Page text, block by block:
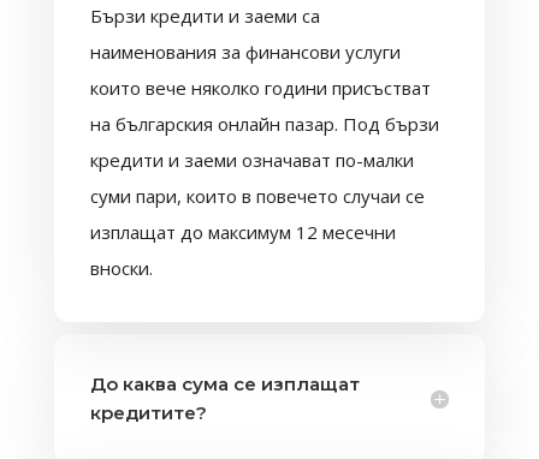
Бързи кредити и заеми са
наименования за финансови услуги
които вече няколко години присъстват
на българския онлайн пазар. Под бързи
кредити и заеми означават по-малки
суми пари, които в повечето случаи се
изплащат до максимум 12 месечни
вноски.
До каква сума се изплащат
кредитите?